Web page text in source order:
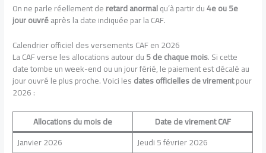
On ne parle réellement deretard anormalqu’à partir du4e ou 5e
jour ouvréaprès la date indiquée par la CAF.
Calendrier officiel des versements CAF en 2026
La CAF verse les allocations autour du5 de chaque mois. Si cette
date tombe un week-end ou un jour férié, le paiement est décalé au
jour ouvré le plus proche. Voici lesdates officielles de virementpour
2026 :
Allocations du mois de
Date de virement CAF
Janvier 2026
Jeudi 5 février 2026